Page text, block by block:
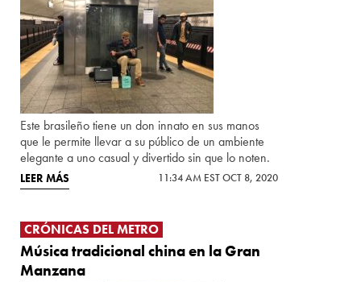
Este brasileño tiene un don innato en sus manos
que le permite llevar a su público de un ambiente
elegante a uno casual y divertido sin que lo noten.
LEER MÁS 11:34 AM EST OCT 8, 2020
CRÓNICAS DEL METRO
Música tradicional china en la Gran
Manzana